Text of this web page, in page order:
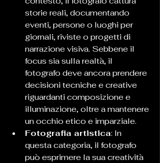
storie reali, documentando
eventi, persone o luoghi per
giornali, riviste o progetti di
narrazione visiva. Sebbene il
focus sia sulla realtà, il
fotografo deve ancora prendere
decisioni tecniche e creative
riguardanti composizione e
illuminazione, oltre a mantenere
un occhio etico e imparziale.
Fotografia artistica: In
questa categoria, il fotografo
può esprimere la sua creatività